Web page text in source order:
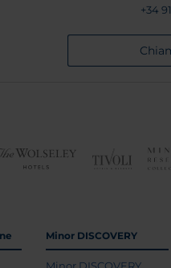
+34
Minor DISCOVERY